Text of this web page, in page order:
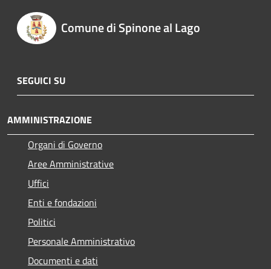
Comune di Spinone al Lago
SEGUICI SU
AMMINISTRAZIONE
Organi di Governo
Aree Amministrative
Uffici
Enti e fondazioni
Politici
Personale Amministrativo
Documenti e dati